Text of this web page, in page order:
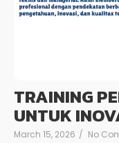
TRAINING
UNTUK
March 15, 2026 / No